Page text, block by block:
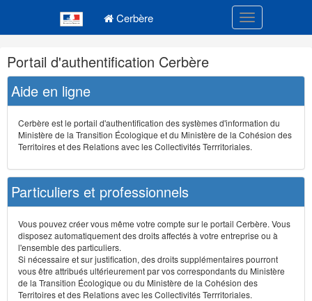
Cerbère Toggle
Navigation
et
outils
annexes
Portail d'authentification Cerbère
Aide en ligne
Cerbère est le portail d'authentification des systèmes d'information du
Ministère de la Transition Écologique et du Ministère de la Cohésion des
Territoires et des Relations avec les Collectivités Terrritoriales.
Particuliers et professionnels
Vous pouvez créer vous même votre compte sur le portail Cerbère. Vous
disposez automatiquement des droits affectés à votre entreprise ou à
l'ensemble des particuliers.
Si nécessaire et sur justification, des droits supplémentaires pourront
vous être attribués ultérieurement par vos correspondants du Ministère
de la Transition Écologique ou du Ministère de la Cohésion des
Territoires et des Relations avec les Collectivités Terrritoriales.